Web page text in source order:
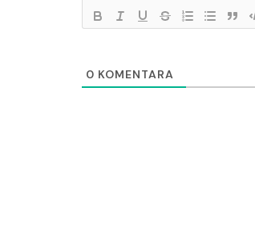
0 KOMENTARA